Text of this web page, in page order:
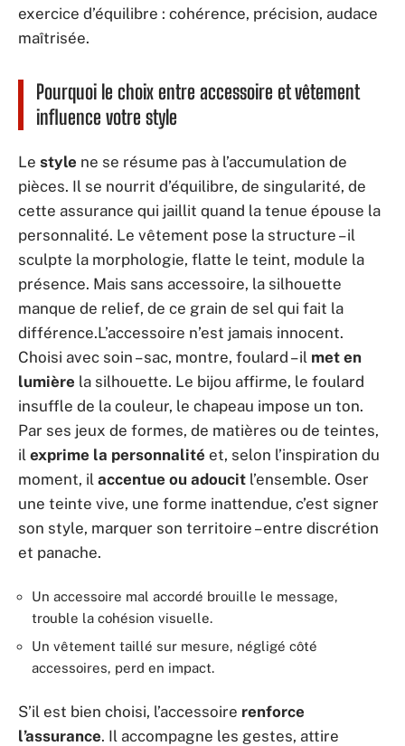
exercice d’équilibre : cohérence, précision, audace
maîtrisée.
Pourquoi le choix entre accessoire et vêtement
influence votre style
Le style ne se résume pas à l’accumulation de
pièces. Il se nourrit d’équilibre, de singularité, de
cette assurance qui jaillit quand la tenue épouse la
personnalité. Le vêtement pose la structure – il
sculpte la morphologie, flatte le teint, module la
présence. Mais sans accessoire, la silhouette
manque de relief, de ce grain de sel qui fait la
différence.L’accessoire n’est jamais innocent.
Choisi avec soin – sac, montre, foulard – il met en
lumière la silhouette. Le bijou affirme, le foulard
insuffle de la couleur, le chapeau impose un ton.
Par ses jeux de formes, de matières ou de teintes,
il exprime la personnalité et, selon l’inspiration du
moment, il accentue ou adoucit l’ensemble. Oser
une teinte vive, une forme inattendue, c’est signer
son style, marquer son territoire – entre discrétion
et panache.
Un accessoire mal accordé brouille le message,
trouble la cohésion visuelle.
Un vêtement taillé sur mesure, négligé côté
accessoires, perd en impact.
S’il est bien choisi, l’accessoire renforce
l’assurance. Il accompagne les gestes, attire